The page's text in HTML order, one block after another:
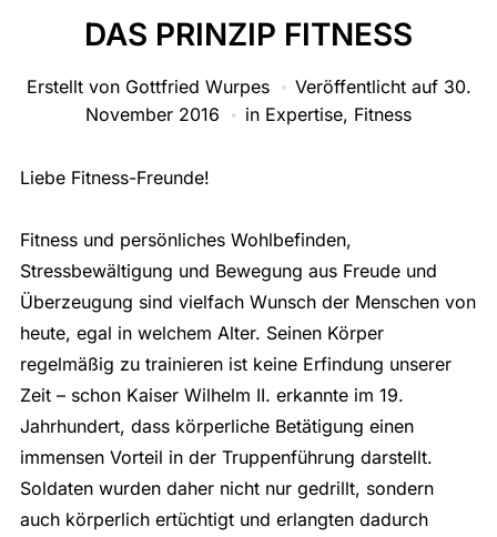
DAS PRINZIP FITNESS
Erstellt von Gottfried Wurpes Veröffentlicht auf 30.
November 2016
in Expertise, Fitness
Liebe Fitness-Freunde!
Fitness und persönliches Wohlbefinden,
Stressbewältigung und Bewegung aus Freude und
Überzeugung sind vielfach Wunsch der Menschen von
heute, egal in welchem Alter. Seinen Körper
regelmäßig zu trainieren ist keine Erfindung unserer
Zeit – schon Kaiser Wilhelm II. erkannte im 19.
Jahrhundert, dass körperliche Betätigung einen
immensen Vorteil in der Truppenführung darstellt.
Soldaten wurden daher nicht nur gedrillt, sondern
auch körperlich ertüchtigt und erlangten dadurch